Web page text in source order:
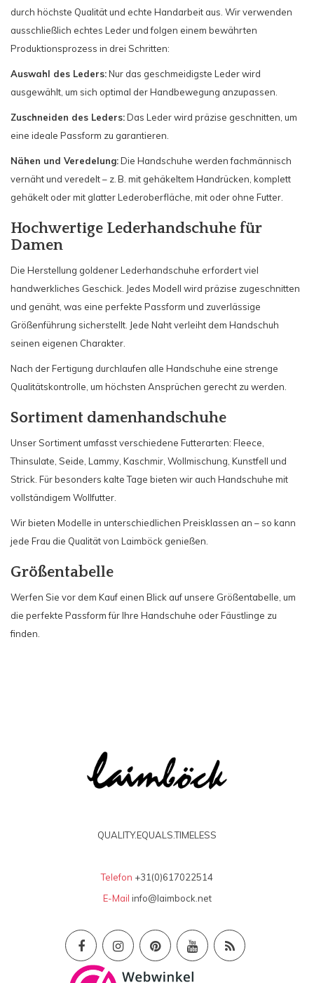
durch höchste Qualität und echte Handarbeit aus. Wir verwenden
ausschließlich echtes Leder und folgen einem bewährten
Produktionsprozess in drei Schritten:
Auswahl des Leders:Nur das geschmeidigste Leder wird
ausgewählt, um sich optimal der Handbewegung anzupassen.
Zuschneiden des Leders:Das Leder wird präzise geschnitten, um
eine ideale Passform zu garantieren.
Nähen und Veredelung:Die Handschuhe werden fachmännisch
vernäht und veredelt – z. B. mit gehäkeltem Handrücken, komplett
gehäkelt oder mit glatter Lederoberfläche, mit oder ohne Futter.
Hochwertige Lederhandschuhe für
Damen
Die Herstellung goldener Lederhandschuhe erfordert viel
handwerkliches Geschick. Jedes Modell wird präzise zugeschnitten
und genäht, was eine perfekte Passform und zuverlässige
Größenführung sicherstellt. Jede Naht verleiht dem Handschuh
seinen eigenen Charakter.
Nach der Fertigung durchlaufen alle Handschuhe eine strenge
Qualitätskontrolle, um höchsten Ansprüchen gerecht zu werden.
Sortiment damenhandschuhe
Unser Sortiment umfasst verschiedene Futterarten: Fleece,
Thinsulate, Seide, Lammy, Kaschmir, Wollmischung, Kunstfell und
Strick. Für besonders kalte Tage bieten wir auch Handschuhe mit
vollständigem Wollfutter.
Wir bieten Modelle in unterschiedlichen Preisklassen an – so kann
jede Frau die Qualität von Laimböck genießen.
Größentabelle
Werfen Sie vor dem Kauf einen Blick auf unsere Größentabelle, um
die perfekte Passform für Ihre Handschuhe oder Fäustlinge zu
finden.
QUALITY.EQUALS.TIMELESS
Telefon +31(0)617022514
E-Mail info@laimbock.net